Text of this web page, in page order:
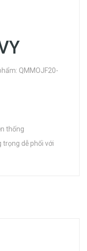
QMMOJF20-
thống
trọng dễ phối với